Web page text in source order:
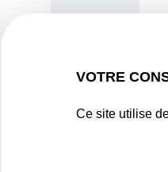
VOTRE
Ce site utilise